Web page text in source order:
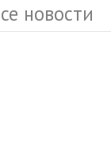
новости